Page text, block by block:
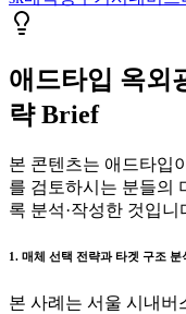
애드타입 옥외
략 Brief
본 콘텐츠는 애드타입
를 검토하시는 분들의
록 분석·작성한 것입니
1. 매체 선택 전략과 타겟 구조 분
본 사례는 서울 시내버